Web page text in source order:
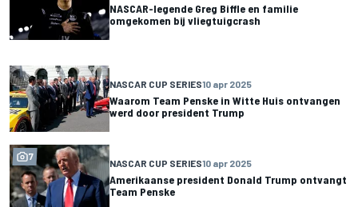
NASCAR-legende Greg Biffle en familie
omgekomen bij vliegtuigcrash
NASCAR CUP SERIES10 apr 2025
Waarom Team Penske in Witte Huis ontvangen
werd door president Trump
7
NASCAR CUP SERIES10 apr 2025
Amerikaanse president Donald Trump ontvangt
Team Penske